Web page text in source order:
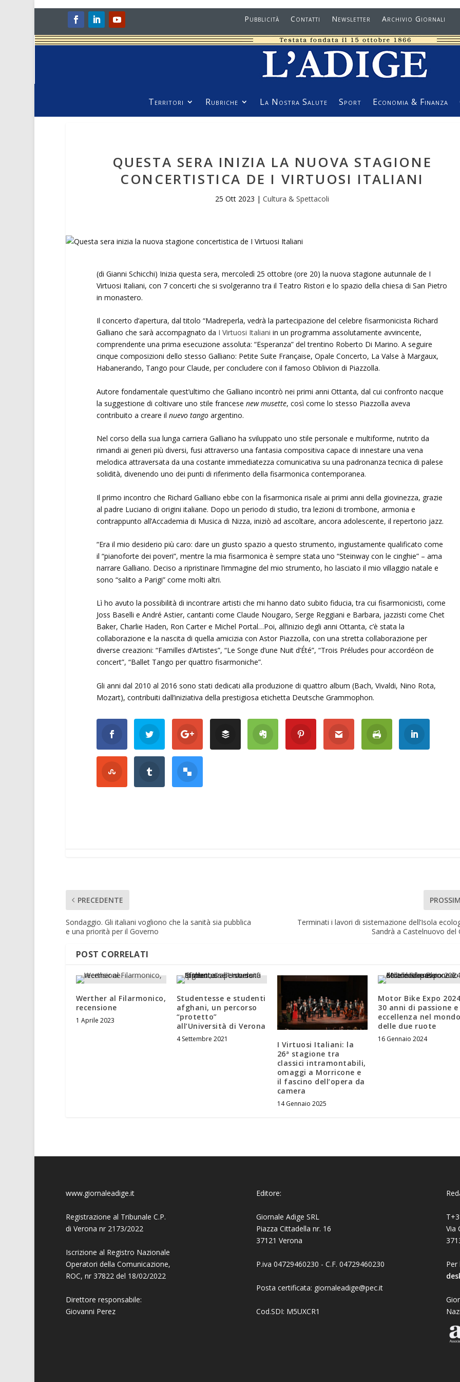
Pubblicità Contatti Newsletter Archivio Giornali
Territori Rubriche La Nostra Salute Sport Economia & Finanza
QUESTA SERA INIZIA LA NUOVA STAGIONE
CONCERTISTICA DE I VIRTUOSI ITALIANI
25 Ott 2023 | Cultura & Spettacoli
(di Gianni Schicchi) Inizia questa sera, mercoledì 25 ottobre (ore 20) la nuova stagione autunnale de I
Virtuosi Italiani, con 7 concerti che si svolgeranno tra il Teatro Ristori e lo spazio della chiesa di San Pietro
in monastero.
Il concerto d’apertura, dal titolo “Madreperla, vedrà la partecipazione del celebre fisarmonicista Richard
Galliano che sarà accompagnato da I Virtuosi Italiani in un programma assolutamente avvincente,
comprendente una prima esecuzione assoluta: “Esperanza” del trentino Roberto Di Marino. A seguire
cinque composizioni dello stesso Galliano: Petite Suite Franꞔaise, Opale Concerto, La Valse à Margaux,
Habanerando, Tango pour Claude, per concludere con il famoso Oblivion di Piazzolla.
Autore fondamentale quest’ultimo che Galliano incontrò nei primi anni Ottanta, dal cui confronto nacque
la suggestione di coltivare uno stile francese new musette, così come lo stesso Piazzolla aveva
contribuito a creare il nuevo tango argentino.
Nel corso della sua lunga carriera Galliano ha sviluppato uno stile personale e multiforme, nutrito da
rimandi ai generi più diversi, fusi attraverso una fantasia compositiva capace di innestare una vena
melodica attraversata da una costante immediatezza comunicativa su una padronanza tecnica di palese
solidità, divenendo uno dei punti di riferimento della fisarmonica contemporanea.
Il primo incontro che Richard Galliano ebbe con la fisarmonica risale ai primi anni della giovinezza, grazie
al padre Luciano di origini italiane. Dopo un periodo di studio, tra lezioni di trombone, armonia e
contrappunto all’Accademia di Musica di Nizza, iniziò ad ascoltare, ancora adolescente, il repertorio jazz.
“Era il mio desiderio più caro: dare un giusto spazio a questo strumento, ingiustamente qualificato come
il “pianoforte dei poveri”, mentre la mia fisarmonica è sempre stata uno “Steinway con le cinghie” – ama
narrare Galliano. Deciso a ripristinare l’immagine del mio strumento, ho lasciato il mio villaggio natale e
sono “salito a Parigi” come molti altri.
Lì ho avuto la possibilità di incontrare artisti che mi hanno dato subito fiducia, tra cui fisarmonicisti, come
Joss Baselli e André Astier, cantanti come Claude Nougaro, Serge Reggiani e Barbara, jazzisti come Chet
Baker, Charlie Haden, Ron Carter e Michel Portal…Poi, all’inizio degli anni Ottanta, c’è stata la
collaborazione e la nascita di quella amicizia con Astor Piazzolla, con una stretta collaborazione per
diverse creazioni: “Familles d’Artistes”, “Le Songe d’une Nuit d’Été”, “Trois Préludes pour accordéon de
concert”, “Ballet Tango per quattro fisarmoniche”.
Gli anni dal 2010 al 2016 sono stati dedicati alla produzione di quattro album (Bach, Vivaldi, Nino Rota,
Mozart), contribuiti dall’iniziativa della prestigiosa etichetta Deutsche Grammophon.
PRECEDENTE
Sondaggio. Gli italiani vogliono che la sanità sia pubblica
e una priorità per il Governo
Terminati i lavori di sistemazione dell’Isola
Sandrà a Castelnuovo del
POST CORRELATI
Werther al Filarmonico,
recensione
1 Aprile 2023
Studentesse e studenti
afghani, un percorso
“protetto”
all’Università di Verona
4 Settembre 2021
I Virtuosi Italiani: la
26ª stagione tra
classici intramontabili,
omaggi a Morricone e
il fascino dell’opera da
camera
14 Gennaio 2025
Motor Bike Expo
30 anni di passione e
eccellenza nel
delle due ruote
16 Gennaio 2024
www.giornaleadige.it
Registrazione al Tribunale C.P.
di Verona nr 2173/2022
Iscrizione al Registro Nazionale
Operatori della Comunicazione,
ROC, nr 37822 del 18/02/2022
Direttore responsabile:
Giovanni Perez
Editore:
Giornale Adige SRL
Piazza Cittadella nr. 16
37121 Verona
P.iva 04729460230 - C.F. 04729460230
Posta certificata: giornaleadige@pec.it
Cod.SDI: M5UXCR1
Via
Per